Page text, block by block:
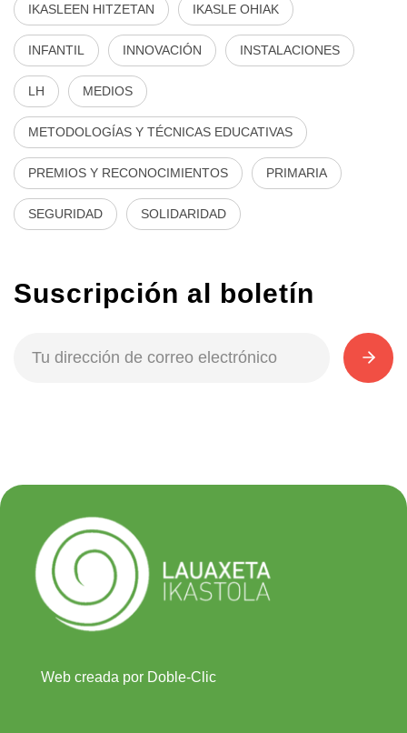
IKASLEEN HITZETAN IKASLE OHIAK
INFANTIL INNOVACIÓN INSTALACIONES
LH MEDIOS
METODOLOGÍAS Y TÉCNICAS EDUCATIVAS
PREMIOS Y RECONOCIMIENTOS PRIMARIA
SEGURIDAD SOLIDARIDAD
Suscripción al boletín
Web creada por Doble-Clic